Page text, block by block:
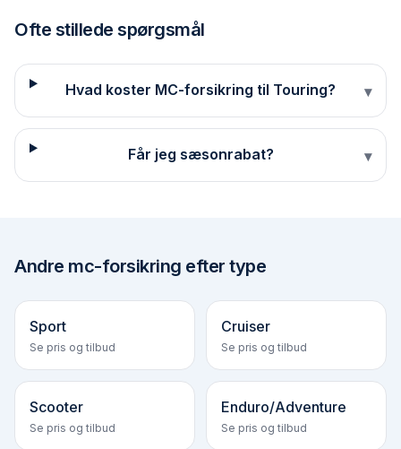
Ofte stillede spørgsmål
Hvad koster MC-forsikring til Touring? ▾
Får jeg sæson­rabat? ▾
Andre mc-forsikring efter type
Sport
Se pris og tilbud
Cruiser
Se pris og tilbud
Scooter
Se pris og tilbud
Enduro/Adventure
Se pris og tilbud